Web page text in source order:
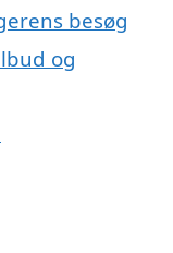
besøg
og